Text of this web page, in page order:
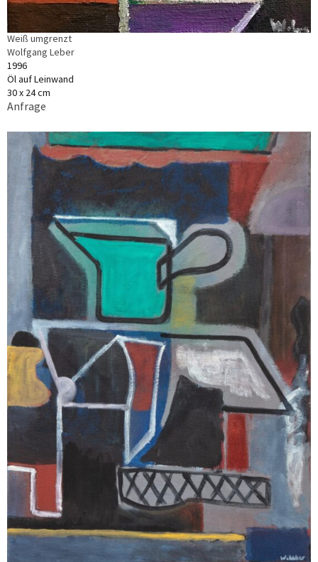
Weiß umgrenzt
Wolfgang Leber
1996
Öl auf Leinwand
30 x 24 cm
Anfrage